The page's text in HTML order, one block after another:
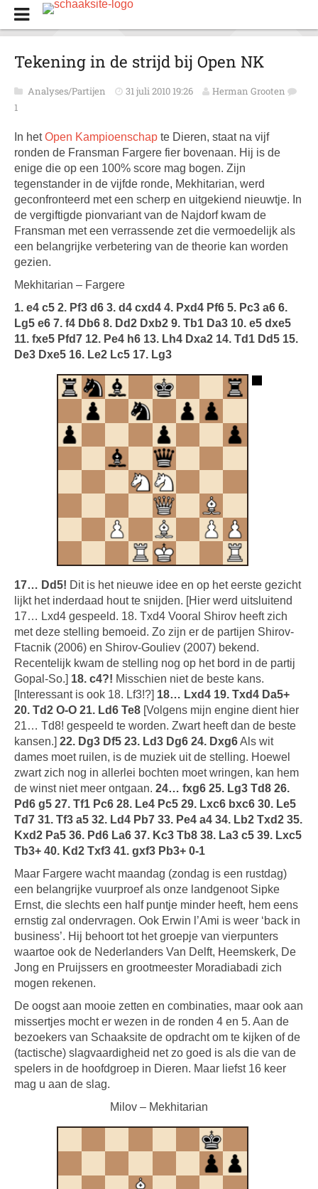
Tekening in de strijd bij Open NK
Analyses/Partijen 31 juli 2010 19:26
Herman Grooten
1
In hetOpen Kampioenschap te Dieren, staat na vijf
ronden de Fransman Fargere fier bovenaan. Hij is de
enige die op een 100% score mag bogen. Zijn
tegenstander in de vijfde ronde, Mekhitarian, werd
geconfronteerd met een scherp en uitgekiend nieuwtje. In
de vergiftigde pionvariant van de Najdorf kwam de
Fransman met een verrassende zet die vermoedelijk als
een belangrijke verbetering van de theorie kan worden
gezien.
Mekhitarian – Fargere
1. e4 c5 2. Pf3 d6 3. d4 cxd4 4. Pxd4 Pf6 5. Pc3 a6 6.
Lg5 e6 7. f4 Db6 8. Dd2 Dxb2 9. Tb1 Da3 10. e5 dxe5
11. fxe5 Pfd7 12. Pe4 h6 13. Lh4 Dxa2 14. Td1 Dd5 15.
De3 Dxe5 16. Le2 Lc5 17. Lg3
17… Dd5! Dit is het nieuwe idee en op het eerste gezicht
lijkt het inderdaad hout te snijden. [Hier werd uitsluitend
17… Lxd4 gespeeld. 18. Txd4 Vooral Shirov heeft zich
met deze stelling bemoeid. Zo zijn er de partijen Shirov-
Ftacnik (2006) en Shirov-Gouliev (2007) bekend.
Recentelijk kwam de stelling nog op het bord in de partij
Gopal-So.] 18. c4?! Misschien niet de beste kans.
[Interessant is ook 18. Lf3!?] 18… Lxd4 19. Txd4 Da5+
20. Td2 O-O 21. Ld6 Te8 [Volgens mijn engine dient hier
21… Td8! gespeeld te worden. Zwart heeft dan de beste
kansen.] 22. Dg3 Df5 23. Ld3 Dg6 24. Dxg6Als wit
dames moet ruilen, is de muziek uit de stelling. Hoewel
zwart zich nog in allerlei bochten moet wringen, kan hem
de winst niet meer ontgaan. 24… fxg6 25. Lg3 Td8 26.
Pd6 g5 27. Tf1 Pc6 28. Le4 Pc5 29. Lxc6 bxc6 30. Le5
Td7 31. Tf3 a5 32. Ld4 Pb7 33. Pe4 a4 34. Lb2 Txd2 35.
Kxd2 Pa5 36. Pd6 La6 37. Kc3 Tb8 38. La3 c5 39. Lxc5
Tb3+ 40. Kd2 Txf3 41. gxf3 Pb3+ 0-1
Maar Fargere wacht maandag (zondag is een rustdag)
een belangrijke vuurproef als onze landgenoot Sipke
Ernst, die slechts een half puntje minder heeft, hem eens
ernstig zal ondervragen. Ook Erwin l’Ami is weer ‘back in
business’. Hij behoort tot het groepje van vierpunters
waartoe ook de Nederlanders Van Delft, Heemskerk, De
Jong en Pruijssers en grootmeester Moradiabadi zich
mogen rekenen.
De oogst aan mooie zetten en combinaties, maar ook aan
missertjes mocht er wezen in de ronden 4 en 5. Aan de
bezoekers van Schaaksite de opdracht om te kijken of de
(tactische) slagvaardigheid net zo goed is als die van de
spelers in de hoofdgroep in Dieren. Maar liefst 16 keer
mag u aan de slag.
Milov – Mekhitarian